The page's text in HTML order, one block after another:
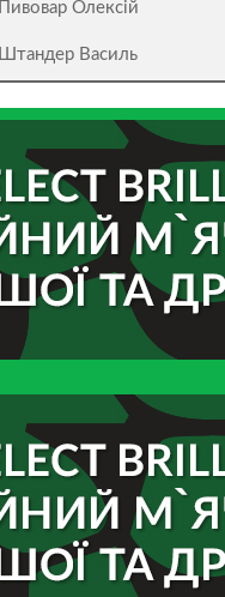
Пивовар Олексій
Штандер Василь